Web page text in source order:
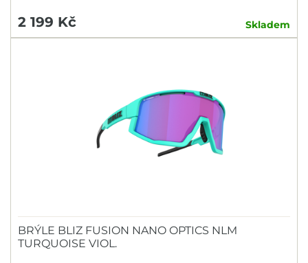
2 199 Kč Skladem
BRÝLE BLIZ FUSION NANO OPTICS NLM
TURQUOISE VIOL.